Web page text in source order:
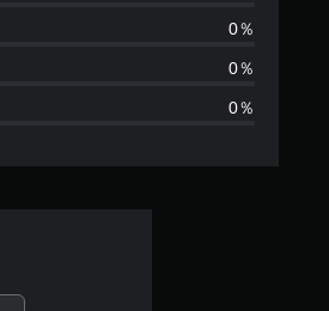
あ
り
ま
せ
0％
0％
0％